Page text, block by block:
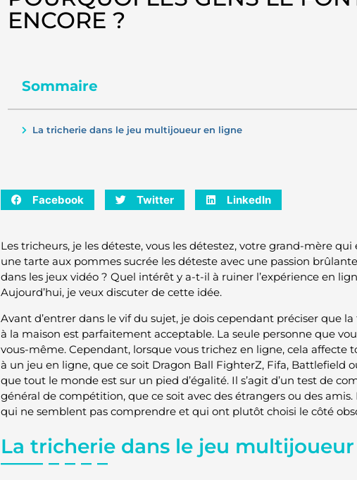
ENCORE ?
Sommaire
La tricherie dans le jeu multijoueur en ligne
Facebook Twitter LinkedIn
Les tricheurs, je les déteste, vous les détestez, votre grand-mère
une tarte aux pommes sucrée les déteste avec une passion
dans les jeux vidéo ? Quel intérêt y a-t-il à ruiner l’expérience en
Aujourd’hui, je veux discuter de cette idée.
Avant d’entrer dans le vif du sujet, je dois cependant préciser que
à la maison est parfaitement acceptable. La seule personne que
vous-même. Cependant, lorsque vous trichez en ligne, cela affecte
à un jeu en ligne, que ce soit Dragon Ball FighterZ, Fifa, Battlefield
que tout le monde est sur un pied d’égalité. Il s’agit d’un test de
général de compétition, que ce soit avec des étrangers ou des
qui ne semblent pas comprendre et qui ont plutôt choisi le côté
La tricherie dans le jeu